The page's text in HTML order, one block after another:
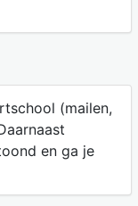
(mailen,
en ga je